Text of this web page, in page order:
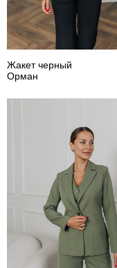
Жакет черный
Орман